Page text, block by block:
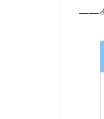
――今